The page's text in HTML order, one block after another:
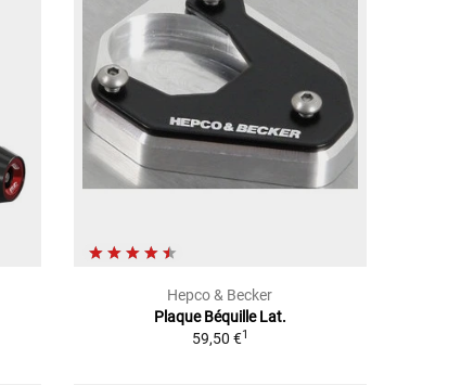
Hepco & Becker
Plaque Béquille Lat.
59,50 €1